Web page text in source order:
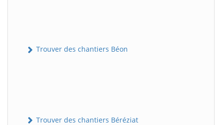
Trouver des chantiers Béon
Trouver des chantiers Béréziat